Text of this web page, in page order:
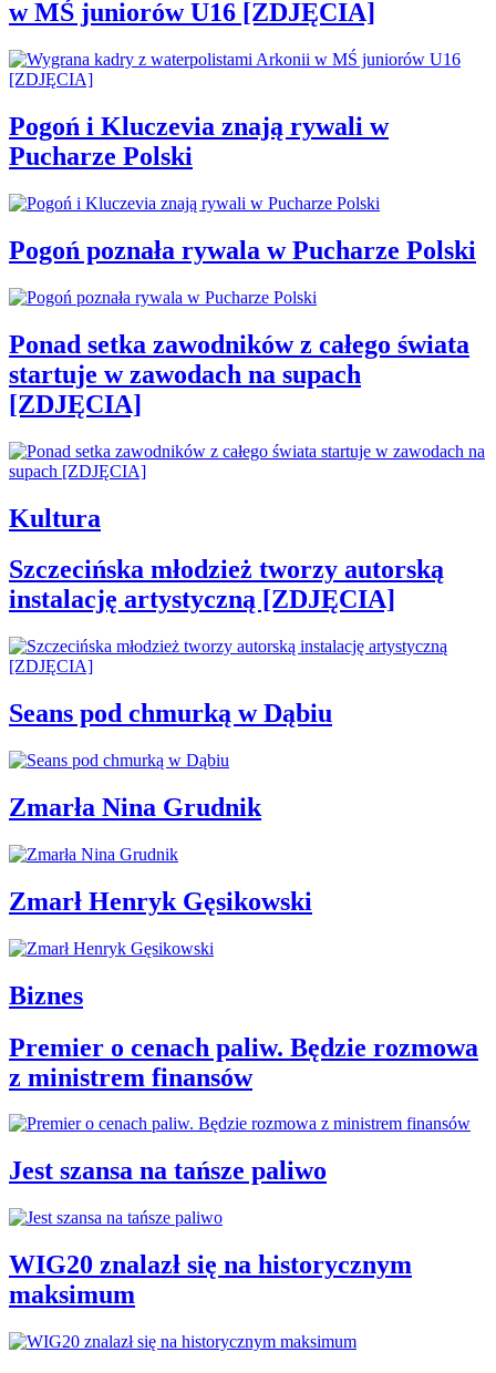
w MŚ juniorów U16 [ZDJĘCIA]
Pogoń i Kluczevia znają rywali w
Pucharze Polski
Pogoń poznała rywala w Pucharze Polski
Ponad setka zawodników z całego świata
startuje w zawodach na supach
[ZDJĘCIA]
Kultura
Szczecińska młodzież tworzy autorską
instalację artystyczną [ZDJĘCIA]
Seans pod chmurką w Dąbiu
Zmarła Nina Grudnik
Zmarł Henryk Gęsikowski
Biznes
Premier o cenach paliw. Będzie rozmowa
z ministrem finansów
Jest szansa na tańsze paliwo
WIG20 znalazł się na historycznym
maksimum